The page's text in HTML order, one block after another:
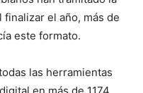
el año, más de
este formato.
las herramientas